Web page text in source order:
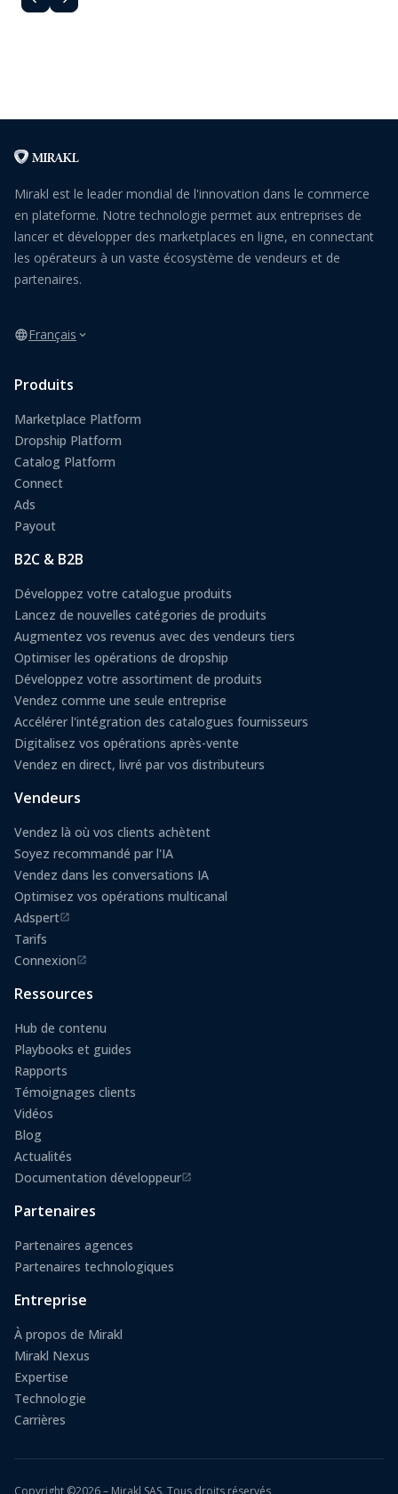
Mirakl est le leader mondial de l'innovation dans le commerce
en plateforme. Notre technologie permet aux entreprises de
lancer et développer des marketplaces en ligne, en connectant
les opérateurs à un vaste écosystème de vendeurs et de
partenaires.
Français
Produits
Marketplace Platform
Dropship Platform
Catalog Platform
Connect
Ads
Payout
B2C & B2B
Développez votre catalogue produits
Lancez de nouvelles catégories de produits
Augmentez vos revenus avec des vendeurs tiers
Optimiser les opérations de dropship
Développez votre assortiment de produits
Vendez comme une seule entreprise
Accélérer l'intégration des catalogues fournisseurs
Digitalisez vos opérations après-vente
Vendez en direct, livré par vos distributeurs
Vendeurs
Vendez là où vos clients achètent
Soyez recommandé par l'IA
Vendez dans les conversations IA
Optimisez vos opérations multicanal
Adspert
(s'ouvre dans un nouvel onglet)
Tarifs
Connexion
(s'ouvre dans un nouvel onglet)
Ressources
Hub de contenu
Playbooks et guides
Rapports
Témoignages clients
Vidéos
Blog
Actualités
Documentation développeur
(s'ouvre dans un nouvel onglet)
Partenaires
Partenaires agences
Partenaires technologiques
Entreprise
À propos de Mirakl
Mirakl Nexus
Expertise
Technologie
Carrières
Copyright ©2026 – Mirakl SAS. Tous droits réservés